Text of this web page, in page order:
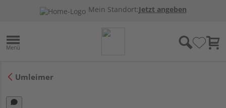
Mein Standort:Jetzt angeben
Umleimer